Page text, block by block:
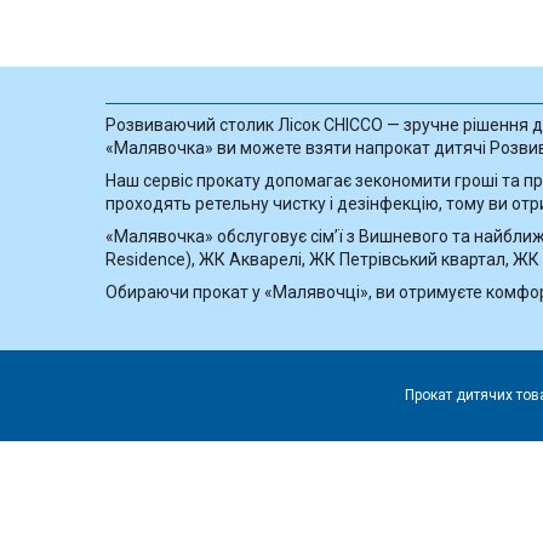
Розвиваючий столик Лісок CHICCO — зручне рішення
«Малявочка» ви можете взяти напрокат дитячі
Наш сервіс прокату допомагає зекономити гроші та
проходять ретельну чистку і дезінфекцію, тому ви
«Малявочка» обслуговує сім’ї з Вишневого та
Residence), ЖК Акварелі, ЖК Петрівський квартал, ЖК
Обираючи прокат у «Малявочці», ви отримуєте